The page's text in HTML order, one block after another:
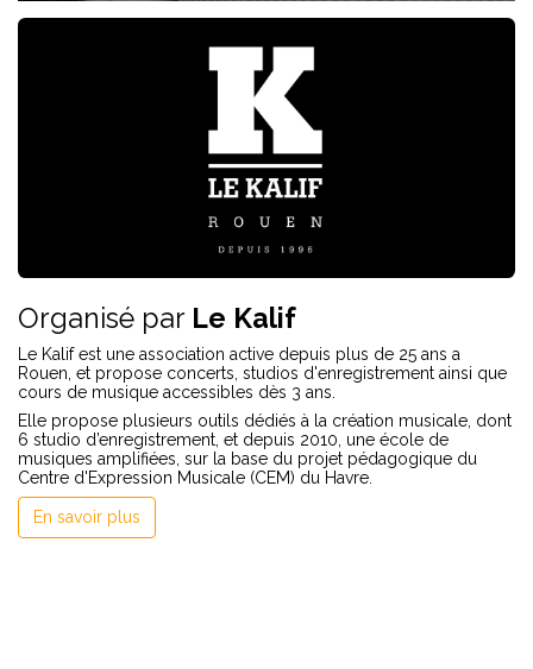
Organisé par Le Kalif
Le Kalif est une association active depuis plus de 25 ans a
Rouen, et propose concerts, studios d'enregistrement ainsi que
cours de musique accessibles dès 3 ans.
Elle propose plusieurs outils dédiés à la création musicale, dont
6 studio d’enregistrement, et depuis 2010, une école de
musiques amplifiées, sur la base du projet pédagogique du
Centre d'Expression Musicale (CEM) du Havre.
En savoir plus